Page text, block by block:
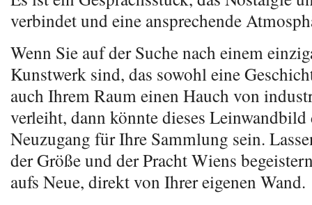
verbindet und eine ansprechende
Wenn Sie auf der Suche nach einem
Kunstwerk sind, das sowohl eine
auch Ihrem Raum einen Hauch von
verleiht, dann könnte dieses Leinwandbild
Neuzugang für Ihre Sammlung sein.
der Größe und der Pracht Wiens
aufs Neue, direkt von Ihrer eigenen Wand.